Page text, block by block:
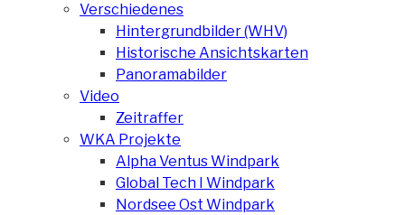
Verschiedenes
Hintergrundbilder (WHV)
Historische Ansichtskarten
Panoramabilder
Video
Zeitraffer
WKA Projekte
Alpha Ventus Windpark
Global Tech I Windpark
Nordsee Ost Windpark